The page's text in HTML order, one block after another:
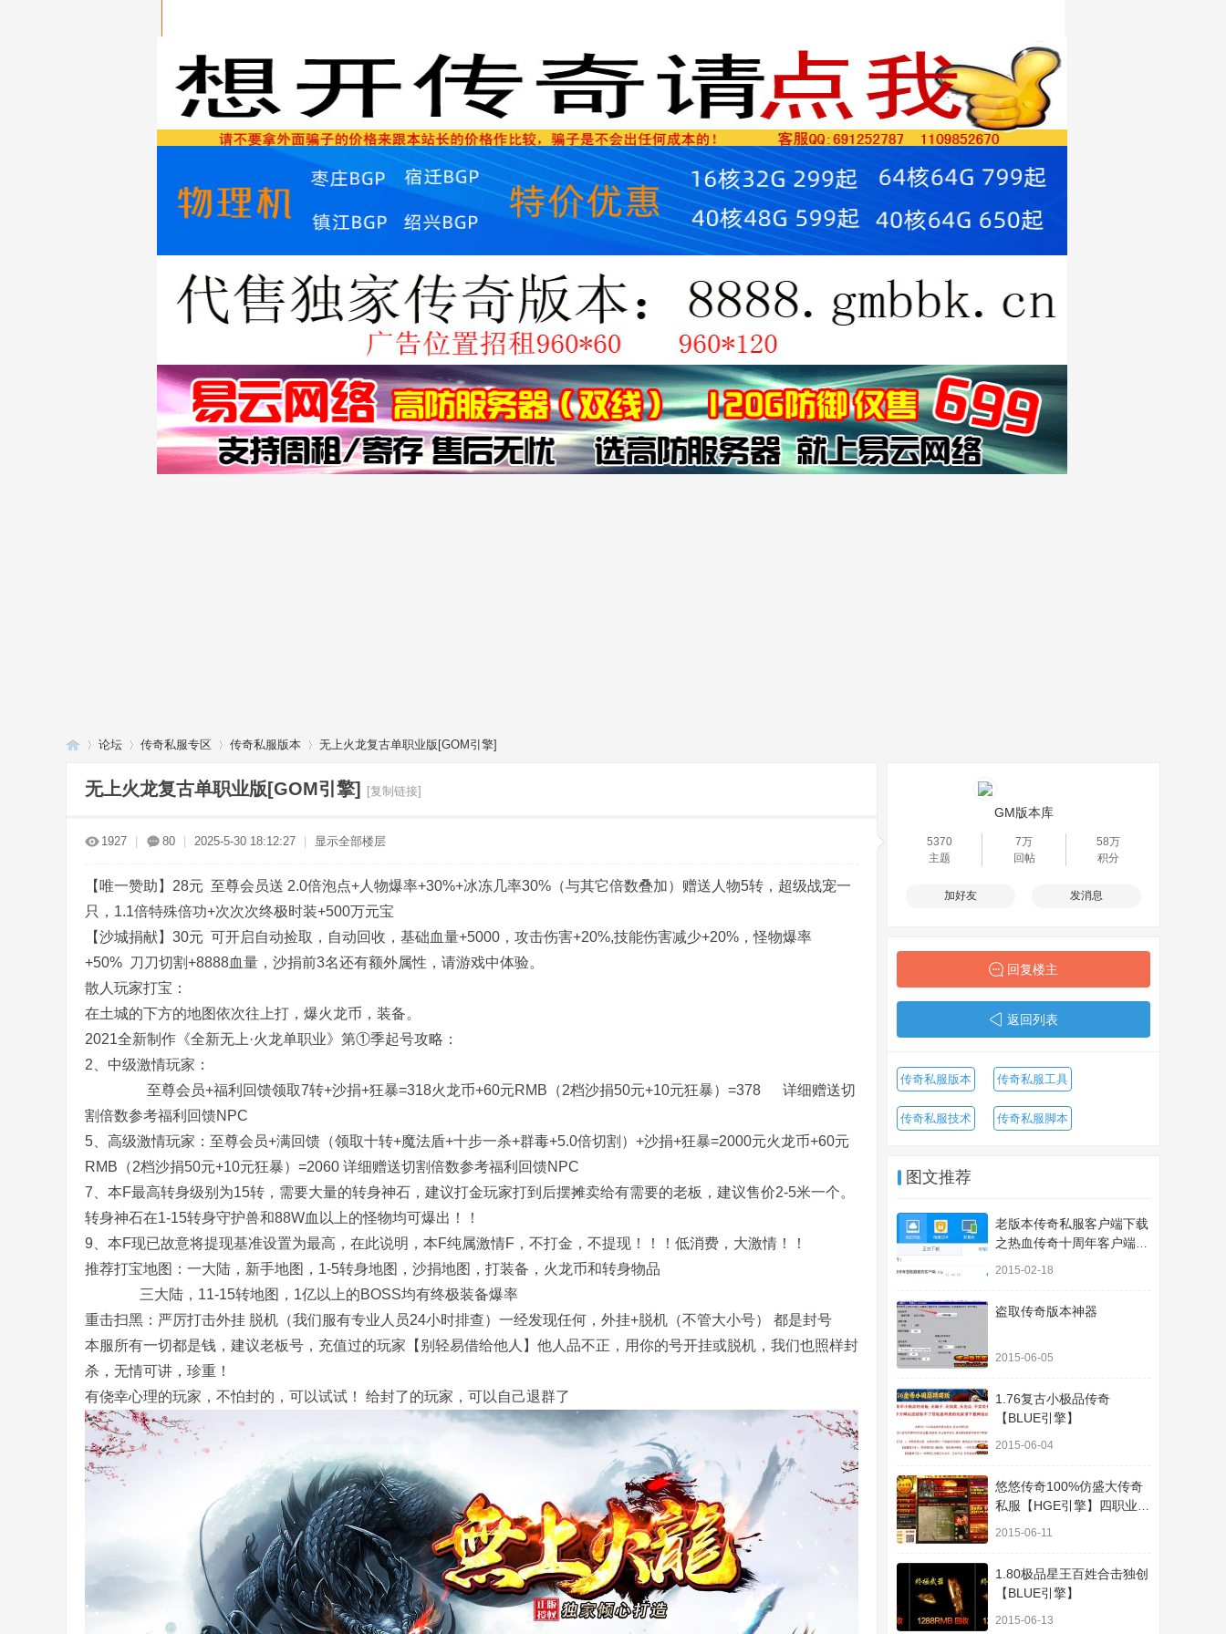
论坛 传奇私服专区 传奇私服版本 无上火龙复古单职业版[GOM引擎]
无上火龙复古单职业版[GOM引擎] [复制链接]
1927 80 2025-5-30 18:12:27 显示全部楼层
【唯一赞助】28元 至尊会员送 2.0倍泡点+人物爆率+30%+冰冻几率30%（与其它倍数叠加）赠送人物5转，超级战宠一
只，1.1倍特殊倍功+次次次终极时装+500万元宝
【沙城捐献】30元 可开启自动捡取，自动回收，基础血量+5000，攻击伤害+20%,技能伤害减少+20%，怪物爆率
+50% 刀刀切割+8888血量，沙捐前3名还有额外属性，请游戏中体验。
散人玩家打宝：
在土城的下方的地图依次往上打，爆火龙币，装备。
2021全新制作《全新无上·火龙单职业》第①季起号攻略：
2、中级激情玩家：
至尊会员+福利回馈领取7转+沙捐+狂暴=318火龙币+60元RMB（2档沙捐50元+10元狂暴）=378 详细赠送切
割倍数参考福利回馈NPC
5、高级激情玩家：至尊会员+满回馈（领取十转+魔法盾+十步一杀+群毒+5.0倍切割）+沙捐+狂暴=2000元火龙币+60元
RMB（2档沙捐50元+10元狂暴）=2060 详细赠送切割倍数参考福利回馈NPC
7、本F最高转身级别为15转，需要大量的转身神石，建议打金玩家打到后摆摊卖给有需要的老板，建议售价2-5米一个。
转身神石在1-15转身守护兽和88W血以上的怪物均可爆出！！
9、本F现已故意将提现基准设置为最高，在此说明，本F纯属激情F，不打金，不提现！！！低消费，大激情！！
推荐打宝地图：一大陆，新手地图，1-5转身地图，沙捐地图，打装备，火龙币和转身物品
三大陆，11-15转地图，1亿以上的BOSS均有终极装备爆率
重击扫黑：严厉打击外挂 脱机（我们服有专业人员24小时排查）一经发现任何，外挂+脱机（不管大小号） 都是封号
本服所有一切都是钱，建议老板号，充值过的玩家【别轻易借给他人】他人品不正，用你的号开挂或脱机，我们也照样封
杀，无情可讲，珍重！
有侥幸心理的玩家，不怕封的，可以试试！ 给封了的玩家，可以自己退群了
GM版本库
5370
主题
7万
回帖
58万
积分
加好友 发消息
回复楼主
返回列表
传奇私服版本 传奇私服工具
传奇私服技术 传奇私服脚本
图文推荐
老版本传奇私服客户端下载
之热血传奇十周年客户端下
2015-02-18
盗取传奇版本神器
2015-06-05
1.76复古小极品传奇
【BLUE引擎】
2015-06-04
悠悠传奇100%仿盛大传奇
私服【HGE引擎】四职业疯
2015-06-11
1.80极品星王百姓合击独创
【BLUE引擎】
2015-06-13